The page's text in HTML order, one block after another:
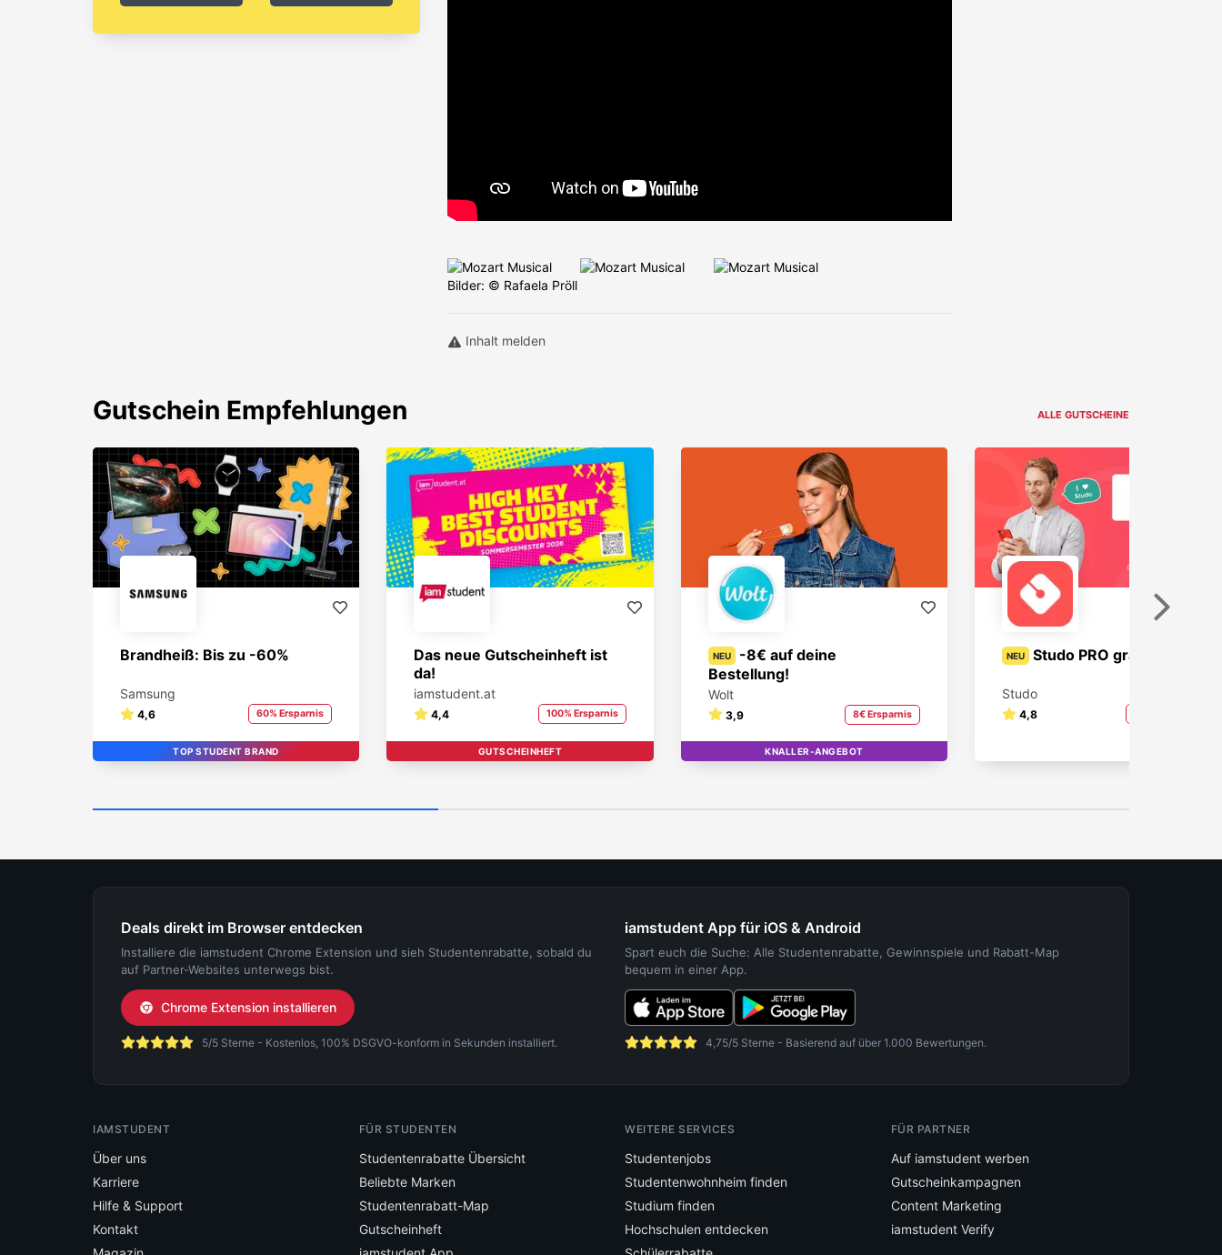
Bilder: © Rafaela Pröll
Inhalt melden
Gutschein Empfehlungen ALLE GUTSCHEINE
Brandheiß: Bis zu -60%
Samsung
4,6 60% Ersparnis
TOP STUDENT BRAND
Das neue Gutscheinheft ist
da!
iamstudent.at
4,4 100% Ersparnis
GUTSCHEINHEFT
NEU
-8€ auf deine
Bestellung!
Wolt
3,9 8€ Ersparnis
TOP
KNALLER-ANGEBOT
NEU Studo PRO gratis
Studo
4,8
Deals direkt im Browser entdecken
Installiere die iamstudent Chrome Extension und sieh Studentenrabatte, sobald du
auf Partner-Websites unterwegs bist.
Chrome Extension installieren
5/5 Sterne - Kostenlos, 100% DSGVO-konform in Sekunden installiert.
iamstudent App für iOS & Android
Spart euch die Suche: Alle Studentenrabatte, Gewinnspiele und Rabatt-Map
bequem in einer App.
4,75/5 Sterne - Basierend auf über 1.000 Bewertungen.
IAMSTUDENT
Über uns
Karriere
Hilfe & Support
Kontakt
FÜR STUDENTEN
Studentenrabatte Übersicht
Beliebte Marken
Studentenrabatt-Map
Gutscheinheft
WEITERE SERVICES
Studentenjobs
Studentenwohnheim finden
Studium finden
Hochschulen entdecken
FÜR PARTNER
Auf iamstudent werben
Gutscheinkampagnen
Content Marketing
iamstudent Verify